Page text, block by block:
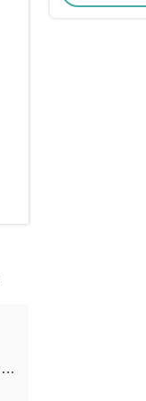
flrs@mechanical-fasteners.com